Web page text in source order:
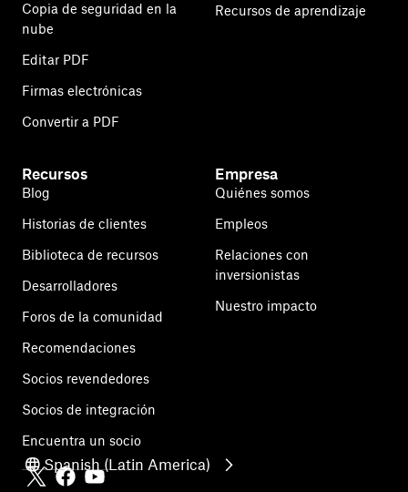
Copia de seguridad en la
nube
Editar PDF
Firmas electrónicas
Convertir a PDF
Recursos de aprendizaje
Recursos
Blog
Historias de clientes
Biblioteca de recursos
Desarrolladores
Foros de la comunidad
Recomendaciones
Socios revendedores
Socios de integración
Encuentra un socio
Empresa
Quiénes somos
Empleos
Relaciones con
inversionistas
Nuestro impacto
Spanish (Latin America)